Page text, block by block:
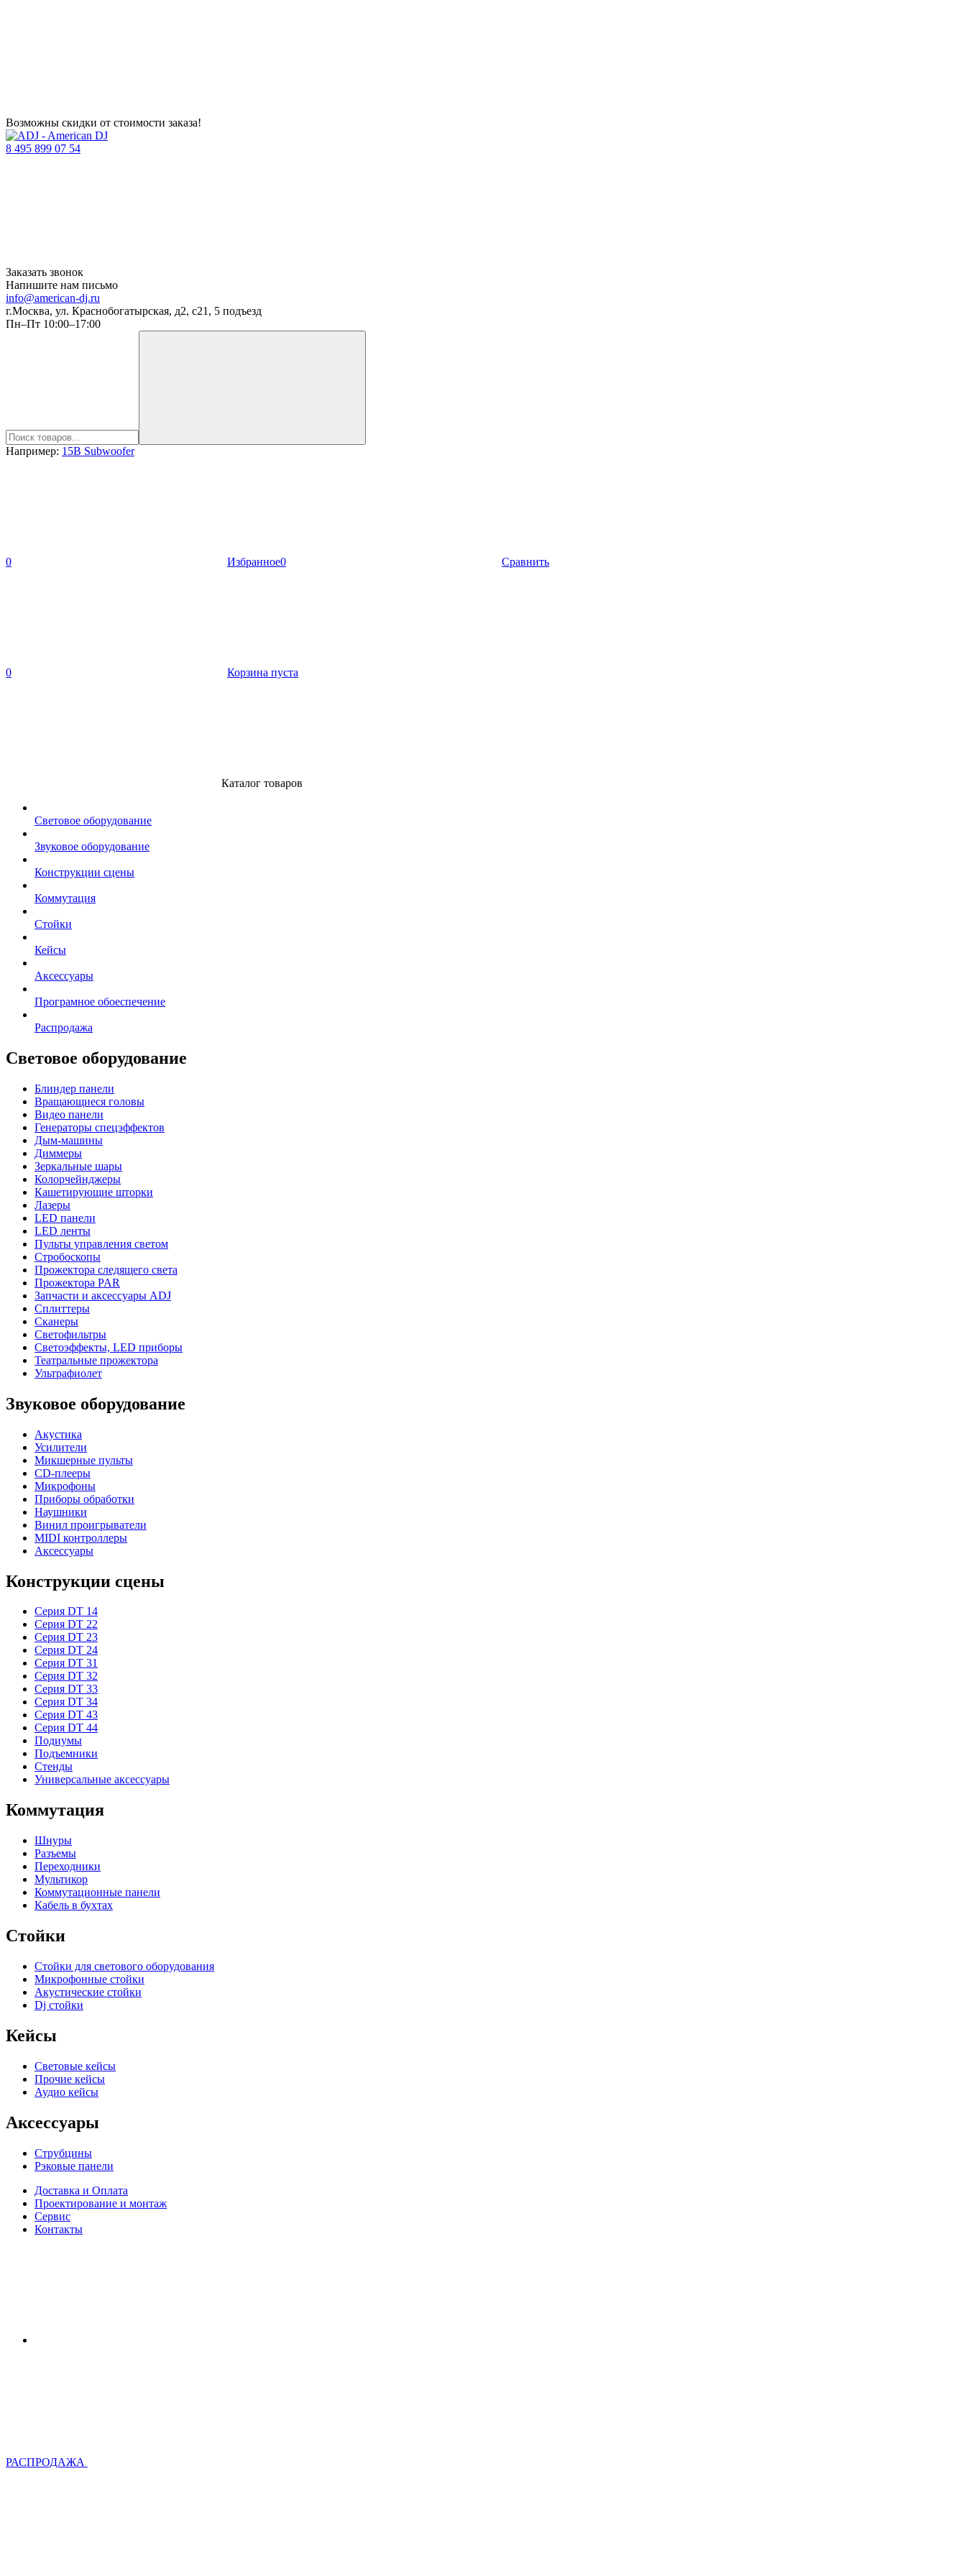
Возможны скидки от стоимости заказа!
8 495 899 07 54
Заказать звонок
Напишите нам письмо
info@american-dj.ru
г.Москва, ул. Краснобогатырская, д2, с21, 5 подъезд
Пн–Пт 10:00–17:00
Например: 15B Subwoofer
0 Избранное0 Сравнить
0 Корзина пуста
Каталог товаров
Световое оборудование
Звуковое оборудование
Конструкции сцены
Коммутация
Стойки
Кейсы
Аксессуары
Програмное обоеспечение
Распродажа
Световое оборудование
Блиндер панели
Вращающиеся головы
Видео панели
Генераторы спецэффектов
Дым-машины
Диммеры
Зеркальные шары
Колорчейнджеры
Кашетирующие шторки
Лазеры
LED панели
LED ленты
Пульты управления светом
Стробоскопы
Прожектора следящего света
Прожектора PAR
Запчасти и аксессуары ADJ
Сплиттеры
Сканеры
Светофильтры
Светоэффекты, LED приборы
Театральные прожектора
Ультрафиолет
Звуковое оборудование
Акустика
Усилители
Микшерные пульты
CD-плееры
Микрофоны
Приборы обработки
Наушники
Винил проигрыватели
MIDI контроллеры
Аксессуары
Конструкции сцены
Серия DT 14
Серия DT 22
Серия DT 23
Серия DT 24
Серия DT 31
Серия DT 32
Серия DT 33
Серия DT 34
Серия DT 43
Серия DT 44
Подиумы
Подъемники
Стенды
Универсальные аксессуары
Коммутация
Шнуры
Разъемы
Переходники
Мультикор
Коммутационные панели
Кабель в бухтах
Стойки
Стойки для светового оборудования
Микрофонные стойки
Акустические стойки
Dj стойки
Кейсы
Световые кейсы
Прочие кейсы
Аудио кейсы
Аксессуары
Струбцины
Рэковые панели
Доставка и Оплата
Проектирование и монтаж
Сервис
Контакты
РАСПРОДАЖА